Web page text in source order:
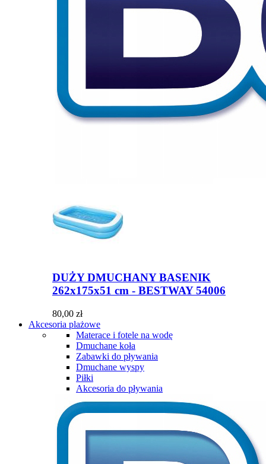
DUŻY DMUCHANY BASENIK
262x175x51 cm - BESTWAY 54006
80,00 zł
Akcesoria plażowe
Materace i fotele na wodę
Dmuchane koła
Zabawki do pływania
Dmuchane wyspy
Piłki
Akcesoria do pływania